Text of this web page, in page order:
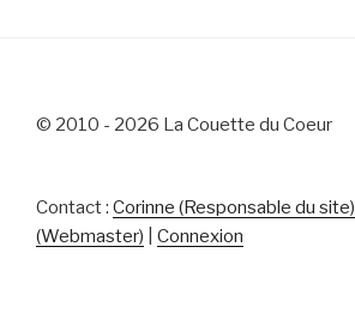
© 2010 - 2026 La Couette du Coeur
Contact : Corinne (Responsable du site)
(Webmaster)
Connexion